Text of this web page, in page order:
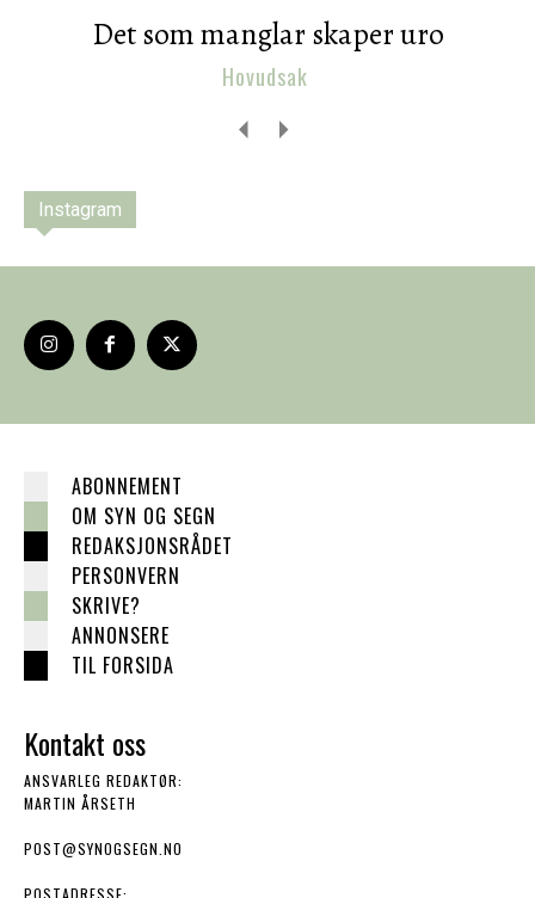
Det som manglar skaper uro
Hovudsak
Instagram
ABONNEMENT
OM SYN OG SEGN
REDAKSJONSRÅDET
PERSONVERN
SKRIVE?
ANNONSERE
TIL FORSIDA
Kontakt oss
ANSVARLEG REDAKTØR:
MARTIN ÅRSETH
POST@SYNOGSEGN.NO
POSTADRESSE: